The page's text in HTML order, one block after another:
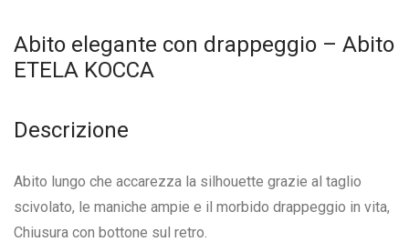
Abito elegante con drappeggio – Abito
ETELA KOCCA
Descrizione
Abito lungo che accarezza la silhouette grazie al taglio
scivolato, le maniche ampie e il morbido drappeggio in vita,
Chiusura con bottone sul retro.